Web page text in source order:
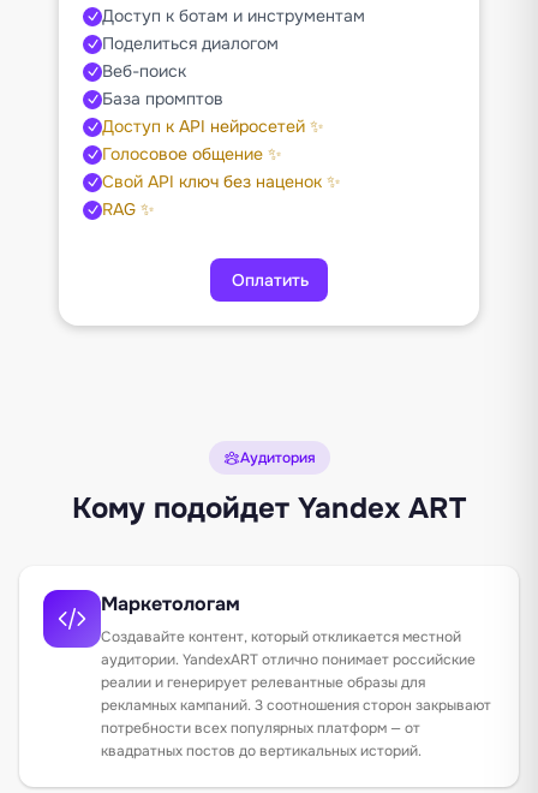
Доступ к ботам и инструментам
Поделиться диалогом
Веб-поиск
База промптов
Доступ к API нейросетей ✨
Голосовое общение ✨
Свой API ключ без наценок ✨
RAG ✨
Оплатить
Аудитория
Кому подойдет Yandex ART
Маркетологам
Создавайте контент, который откликается местной
аудитории. YandexART отлично понимает российские
реалии и генерирует релевантные образы для
рекламных кампаний. 3 соотношения сторон закрывают
потребности всех популярных платформ — от
квадратных постов до вертикальных историй.